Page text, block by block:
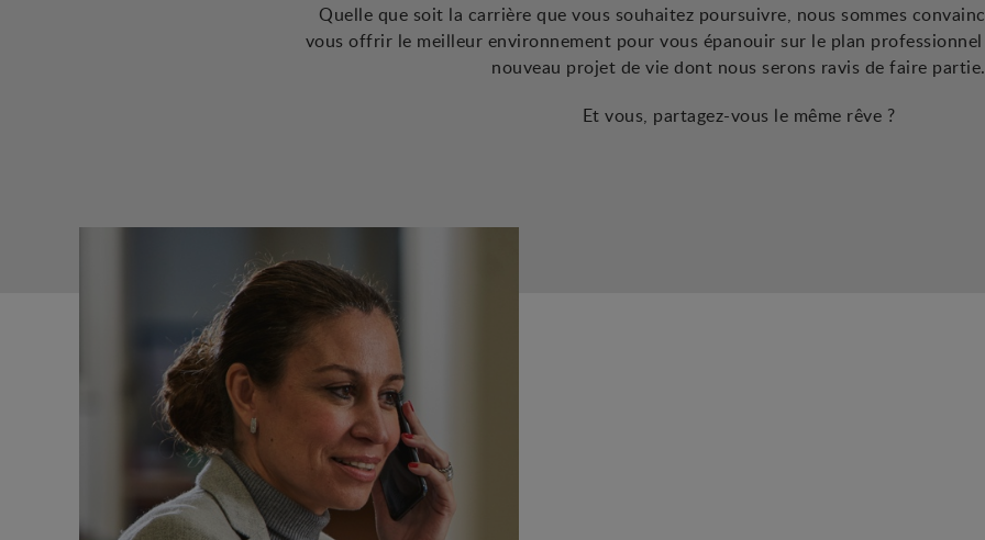
Quelle que soit la carrière que vous souhaitez poursuivre, nous sommes
vous offrir le meilleur environnement pour vous épanouir sur le plan
nouveau projet de vie dont nous serons ravis de faire partie.
Et vous, partagez-vous le même rêve ?